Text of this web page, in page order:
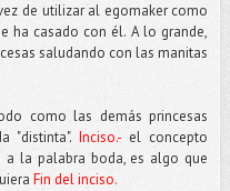
de utilizar al egomaker como
ha casado con él. A lo grande,
saludando con las manitas
como las demás princesas
"distinta". Inciso.-el concepto
a la palabra boda, es algo que
Fin del inciso.